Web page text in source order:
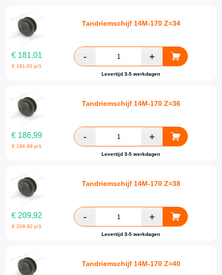
Tandriemschijf 14M-170 Z=34
€ 181,01
€ 181,01 p/1
Levertijd 3-5 werkdagen
Tandriemschijf 14M-170 Z=36
€ 186,99
€ 186,99 p/1
Levertijd 3-5 werkdagen
Tandriemschijf 14M-170 Z=38
€ 209,92
€209,92 p/1
Levertijd 3-5 werkdagen
Tandriemschijf 14M-170 Z=40